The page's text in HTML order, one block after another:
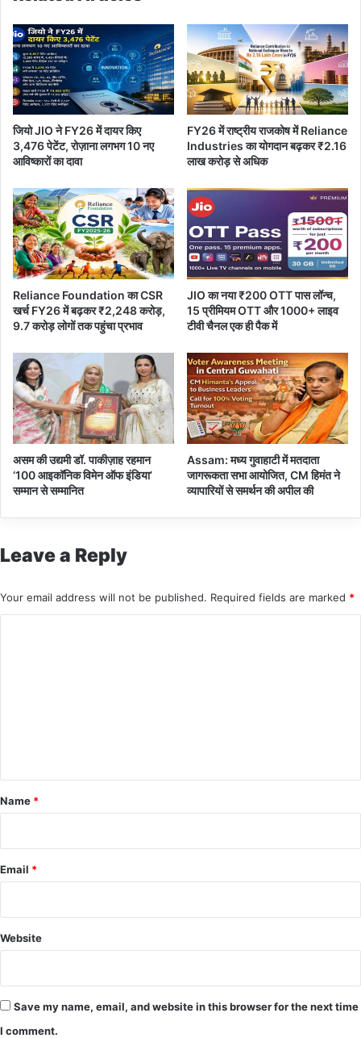
ब
ला
त्का
र
द
अ
शां
त
जियो JIO ने FY26 में दायर किए
3,476 पेटेंट, रोज़ाना लगभग 10 नए
आविष्कारों का दावा
FY26 में राष्ट्रीय राजकोष में Reliance
Industries का योगदान बढ़कर ₹2.16
लाख करोड़ से अधिक
Reliance Foundation का CSR
खर्च FY26 में बढ़कर ₹2,248 करोड़,
9.7 करोड़ लोगों तक पहुंचा प्रभाव
JIO का नया ₹200 OTT पास लॉन्च,
15 प्रीमियम OTT और 1000+ लाइव
टीवी चैनल एक ही पैक में
असम की उद्यमी डॉ. पाकीज़ाह रहमान
‘100 आइकॉनिक विमेन ऑफ इंडिया’
सम्मान से सम्मानित
Assam: मध्य गुवाहाटी में मतदाता
जागरूकता सभा आयोजित, CM हिमंत ने
व्यापारियों से समर्थन की अपील की
Leave a Reply
Your email address will not be published. Required fields are marked *
*
Name *
Email *
Website
Save my name, email, and website in this browser for the next time
I comment.